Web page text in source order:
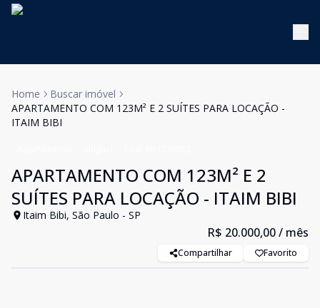
Home
Buscar imóvel
APARTAMENTO COM 123M² E 2 SUÍTES PARA LOCAÇÃO -
ITAIM BIBI
APARTAMENTO COM 123M² E 2
SUÍTES PARA LOCAÇÃO - ITAIM BIBI
Itaim Bibi, São Paulo - SP
R$ 20.000,00/ mês
Compartilhar Favorito